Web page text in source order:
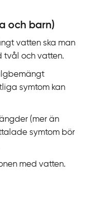
och barn)
vatten ska man
tvål och vatten.
symtom kan
(mer än
symtom bör
med vatten.